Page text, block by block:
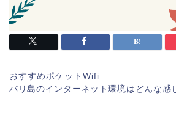
おすすめポケットWifi
バリ島のインターネット環境はどんな感